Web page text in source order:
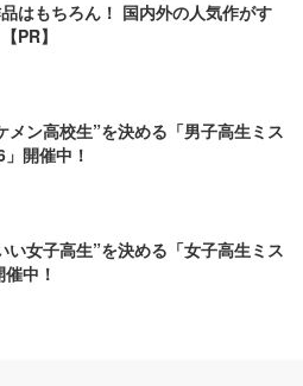
はもちろん！ 国内外の人気作がす
PR】
メン高校生”を決める「男子高生ミス
開催中！
い女子高生”を決める「女子高生ミス
中！